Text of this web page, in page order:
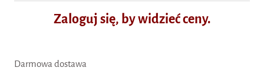
Zaloguj się, by widzieć ceny.
Darmowa dostawa